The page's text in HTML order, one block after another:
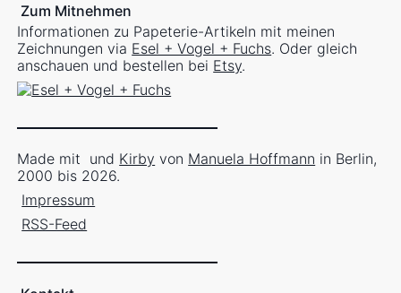
Zum Mitnehmen
Informationen zu Papeterie-Artikeln mit meinen
Zeichnungen via Esel + Vogel + Fuchs. Oder gleich
anschauen und bestellen bei Etsy.
Made mit und Kirby von Manuela Hoffmann in Berlin,
2000 bis 2026.
Impressum
RSS-Feed